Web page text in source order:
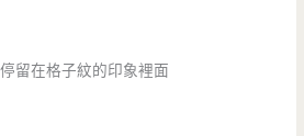
留在格子紋的印象裡面